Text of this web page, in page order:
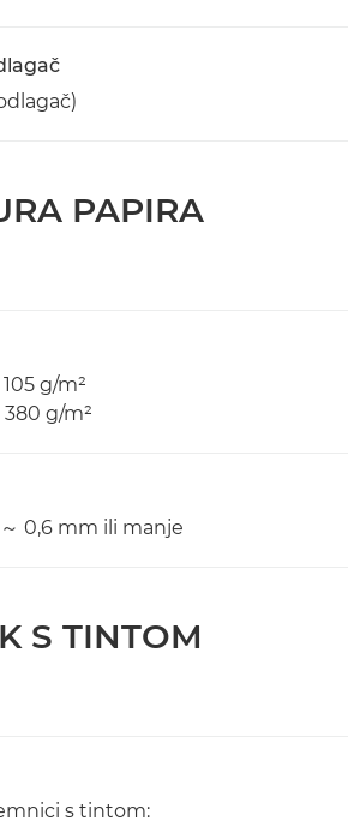
PAPIRA
g/m²
g/m²
0,6 mm ili manje
S TINTOM
s tintom: